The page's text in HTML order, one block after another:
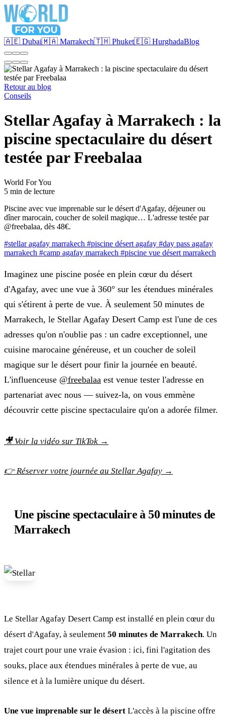
🇦🇪 Dubai🇲🇦 Marrakech🇹🇭 Phuket🇪🇬 HurghadaBlog
Retour au blog
Conseils
Stellar Agafay à Marrakech : la
piscine spectaculaire du désert
testée par Freebalaa
World For You
5 min de lecture
Piscine avec vue imprenable sur le désert d'Agafay, déjeuner ou
dîner marocain, coucher de soleil magique… L'adresse testée par
@freebalaa, dès 48€.
#stellar agafay marrakech #piscine désert agafay #day pass agafay
marrakech #camp agafay marrakech #piscine vue désert marrakech
Imaginez une piscine posée en plein cœur du désert
d'Agafay, avec une vue à 360° sur les étendues minérales
qui s'étirent à perte de vue. À seulement 50 minutes de
Marrakech, le Stellar Agafay Desert Camp est l'une de ces
adresses qu'on n'oublie pas : un cadre exceptionnel, une
cuisine marocaine généreuse, et un coucher de soleil
magique sur le désert pour finir la journée en beauté.
L'influenceuse @freebalaa est venue tester l'adresse en
partenariat avec nous — suivez-la, on vous emmène
découvrir cette piscine spectaculaire qu'on a adorée filmer.
🎥 Voir la vidéo sur TikTok →
👉 Réserver votre journée au Stellar Agafay →
Une piscine spectaculaire à 50 minutes de
Marrakech
Le Stellar Agafay Desert Camp est installé en plein cœur du
désert d'Agafay, à seulement 50 minutes de Marrakech. Un
trajet court pour une vraie évasion : ici, fini l'agitation des
souks, place aux étendues minérales à perte de vue, au
silence et à la lumière unique du désert.
Une vue imprenable sur le désert L'accès à la piscine offre